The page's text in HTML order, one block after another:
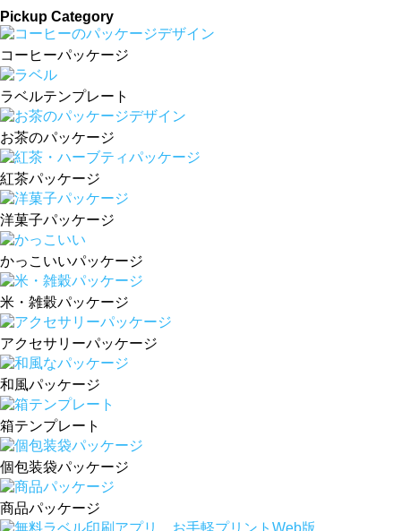
Pickup Category
コーヒーパッケージ
ラベルテンプレート
お茶のパッケージ
紅茶パッケージ
洋菓子パッケージ
かっこいいパッケージ
米・雑穀パッケージ
アクセサリーパッケージ
和風パッケージ
箱テンプレート
個包装袋パッケージ
商品パッケージ